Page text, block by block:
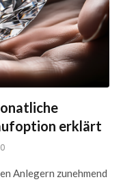
erklärt
0
Anlegern zunehmend